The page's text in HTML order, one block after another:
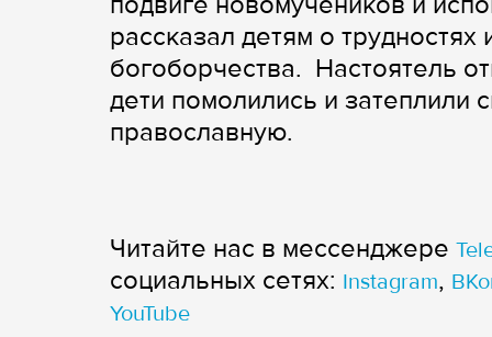
рассказал детям о
богоборчества. Настоятель
дети помолились и затеплили
православную.
Читайте нас в мессенджере
cоциальных сетях: Instagram,
YouTube